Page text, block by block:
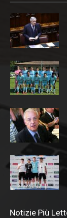
Notizie Più